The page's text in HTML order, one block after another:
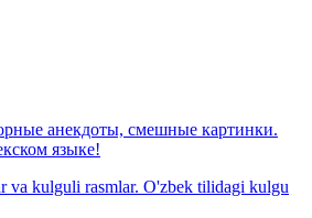
анекдоты, смешные картинки.
языке!
va kulguli rasmlar. O'zbek tilidagi kulgu